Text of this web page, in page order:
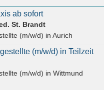
ab sofort
St. Brandt
(m/w/d) in Aurich
(m/w/d) in Teilzeit
(m/w/d) in Wittmund